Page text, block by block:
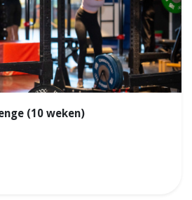
(10 weken)
challenge (10 weken)